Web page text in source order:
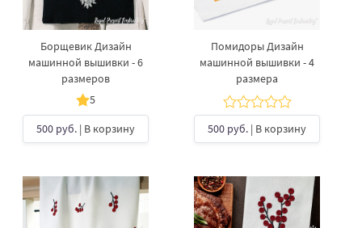
Борщевик Дизайн
машинной вышивки - 6
размеров
5
500 руб. | В корзину
Помидоры Дизайн
машинной вышивки - 4
размера
500 руб. | В корзину